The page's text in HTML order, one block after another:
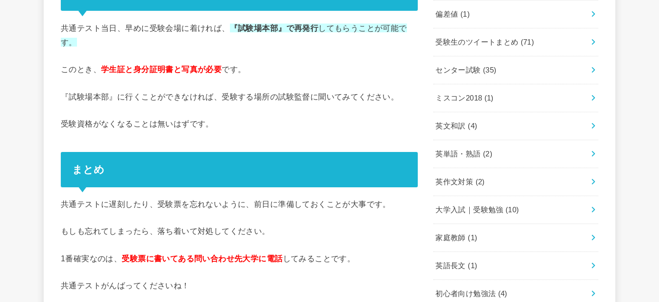
共通テスト当日、早めに受験会場に着ければ、 『試験場本部』で再発行してもらうことが可能で
す。
このとき、学生証と身分証明書と写真が必要です。
『試験場本部』に行くことができなければ、受験する場所の試験監督に聞いてみてください。
受験資格がなくなることは無いはずです。
まとめ
共通テストに遅刻したり、受験票を忘れないように、前日に準備しておくことが大事です。
もしも忘れてしまったら、落ち着いて対処してください。
1番確実なのは、 受験票に書いてある問い合わせ先大学に電話してみることです。
共通テストがんばってくださいね！
偏差値 (1)
受験生のツイートまとめ (71)
センター試験 (35)
ミスコン2018 (1)
英文和訳 (4)
英単語・熟語 (2)
英作文対策 (2)
大学入試｜受験勉強 (10)
家庭教師 (1)
英語長文 (1)
初心者向け勉強法 (4)